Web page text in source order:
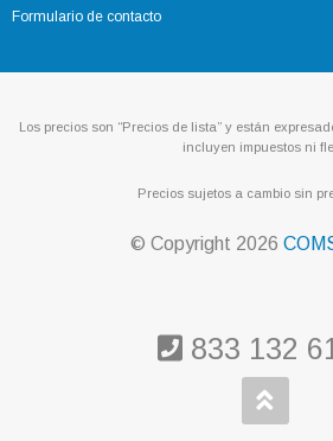
Formulario de contacto
Los precios son “Precios de lista” y están
incluyen impuestos ni
Precios sujetos a cambio sin
© Copyright 2026
833 132